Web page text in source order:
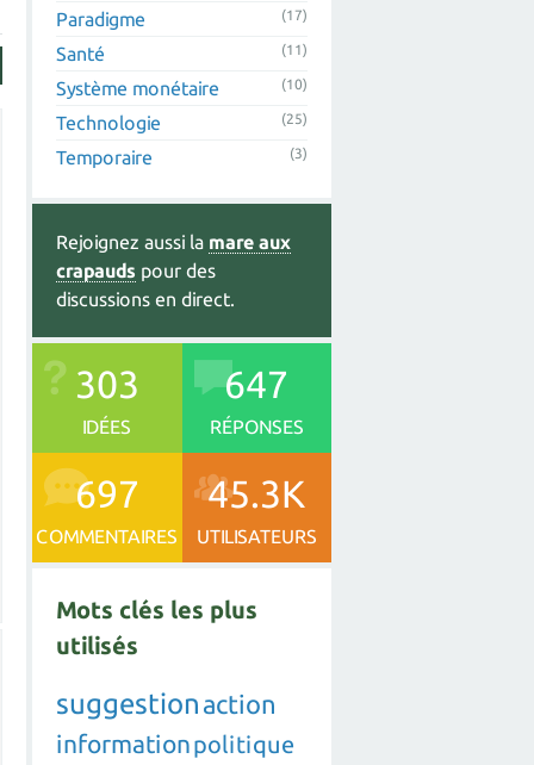
Paradigme (17)
Santé (11)
Système monétaire (10)
Technologie (25)
Temporaire (3)
Rejoignez aussi la mare aux
crapauds pour des
discussions en direct.
303
IDÉES
647
RÉPONSES
697
COMMENTAIRES
45.3K
UTILISATEURS
Mots clés les plus
utilisés
suggestion action
informationpolitique